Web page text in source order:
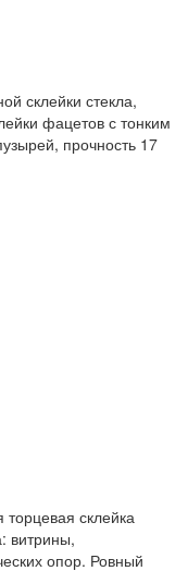
склейки стекла,
фацетов с тонким
прочность 17
склейка
витрины,
опор. Ровный